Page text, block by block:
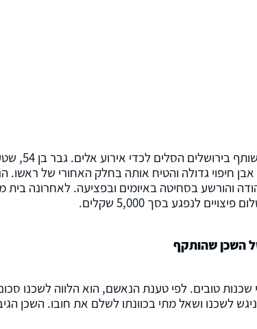
אבן חיפוי גדולה והטיח אותה בחלק האחורי של ראשו.
והורשע בסחיטה באיומים ובפציעה. לאחרונה בית
השכן שהותקף
לשכנו ושאל מתי בכוונתו לשלם את חובו. השכן